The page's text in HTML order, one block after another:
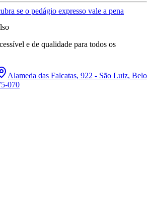
se o pedágio expresso vale a pena
e de qualidade para todos os
Alameda das Falcatas, 922 - São Luiz, Belo
070